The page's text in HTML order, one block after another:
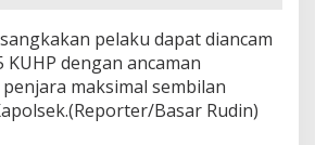
pelaku dapat diancam
KUHP dengan ancaman
maksimal sembilan
Basar Rudin)